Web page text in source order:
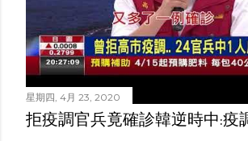
星期四, 4月 23, 2020
拒疫調官兵竟確診韓逆時中:疫